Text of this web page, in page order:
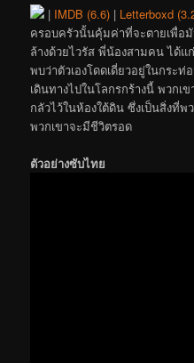
| IMDB (6.6) | Letterboxd
ครอบครัวนั้นคุ้มค่าที่จะตายเพื่อ
ล้างด้วยไวรัส พี่น้องสามคน ได้แ
พบว่าตัวเองโดดเดี่ยวอยู่ในกระ
เดินทางไปในโลกรกร้างนี้ พวก
กลัวไว้ในห้องใต้ดิน ซึ่งเป็นสิ่งที่พ
พวกเขาจะมีชีวิตรอด
ตัวอย่างซับไทย